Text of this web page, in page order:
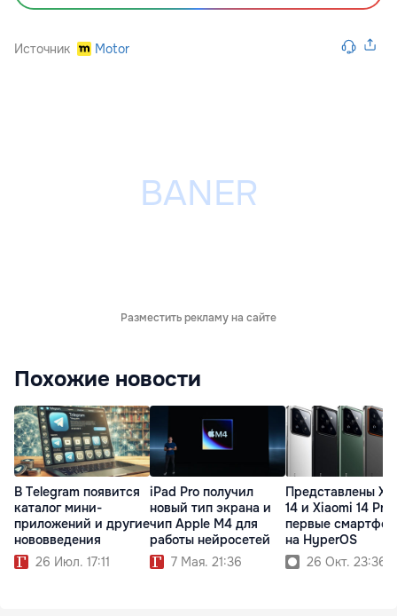
Источник Motor
Разместить рекламу на сайте
Похожие новости
В Telegram появится
каталог мини-
приложений и другие
нововведения
26 Июл. 17:11
iPad Pro получил
новый тип экрана и
чип Apple M4 для
работы нейросетей
7 Мая. 21:36
Представлены
14 и Xiaomi 14 Pro
первые
на HyperOS
26 Окт. 23:36